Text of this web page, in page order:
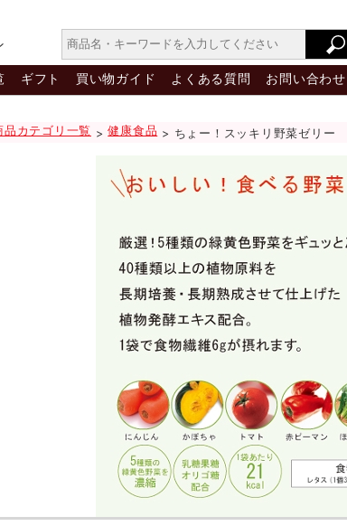
ギフト 買い物ガイド よくある質問 お問い合わせ
品カテゴリ一覧 >健康食品> ちょー！スッキリ野菜ゼリー